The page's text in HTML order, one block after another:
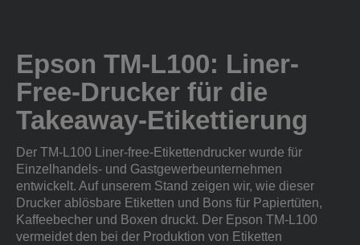
Epson TM-L100: Liner-
Free-Drucker für die
Takeaway-Etikettierung
Der TM-L100 Liner-free-Etikettendrucker wurde für
Einzelhandels- und Gastgewerbeunternehmen
entwickelt. Auf unserem Stand zeigen wir, wie dieser
Drucker ablösbare Etiketten und Bons für Papiertüten,
Kaffeebecher und Boxen druckt. Der Epson TM-L100
vermeidet den bei der Produktion von Etiketten